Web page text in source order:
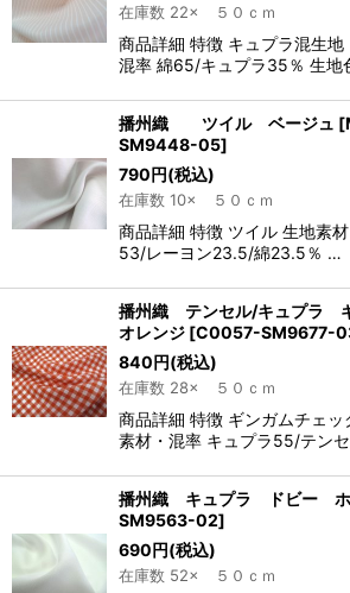
在庫数 22× ５０ｃｍ
商品詳細 特徴 キュプラ混生
混率 綿65/キュプラ35％ 生地
播州織 ツイル ベージュ [
SM9448-05]
790円(税込)
在庫数 10× ５０ｃｍ
商品詳細 特徴 ツイル 生地素
53/レーヨン23.5/綿23.5％ …
播州織 テンセル/キュプラ
オレンジ [C0057-SM9677-
840円(税込)
在庫数 28× ５０ｃｍ
商品詳細 特徴 ギンガムチェ
素材・混率 キュプラ55/テン
播州織 キュプラ ドビー ホ
SM9563-02]
690円(税込)
在庫数 52× ５０ｃｍ